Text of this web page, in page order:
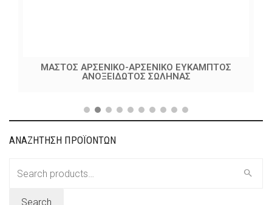
ΜΑΣΤΟΣ ΑΡΣΕΝΙΚΟ-ΑΡΣΕΝΙΚΟ ΕΥΚΑΜΠΤΟΣ
ΑΝΟΞΕΙΔΩΤΟΣ ΣΩΛΗΝΑΣ
ΑΝΑΖΗΤΗΣΗ ΠΡΟΪΟΝΤΩΝ
Search